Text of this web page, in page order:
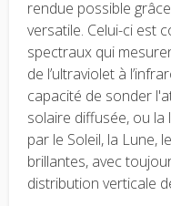
rendue possible
versatile. Celui-ci est
spectraux qui
de l’ultraviolet à
capacité de sonder
solaire diffusée, ou
par le Soleil, la Lune,
brillantes, avec
distribution verticale